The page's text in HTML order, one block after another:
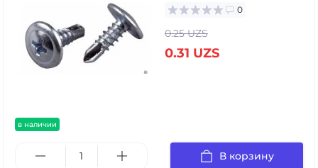
в наличии
0
0.25 UZS
0.31 UZS
В корзину